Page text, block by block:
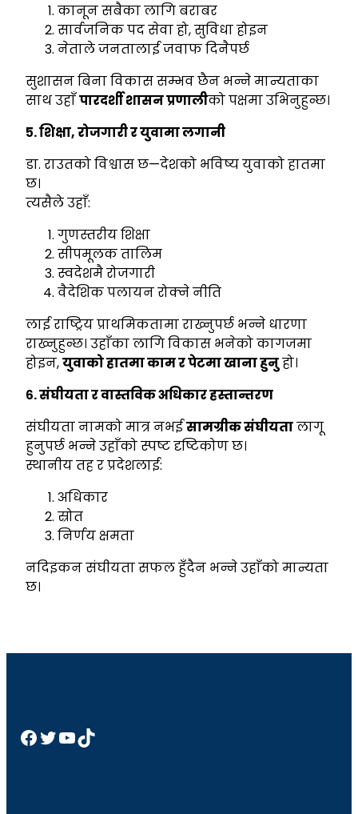
कानून सबैका लागि बराबर
सार्वजनिक पद सेवा हो, सुविधा होइन
नेताले जनतालाई जवाफ दिनैपर्छ
सुशासन बिना विकास सम्भव छैन भन्ने मान्यताका
साथ उहाँपारदर्शी शासन प्रणालीको पक्षमा उभिनुहुन्छ।
५. शिक्षा,रोजगारी र युवामा लगानी
डा. राउतको विश्वास छ—देशको भविष्य युवाको हातमा
छ।
त्यसैले उहाँ:
गुणस्तरीय शिक्षा
सीपमूलक तालिम
स्वदेशमै रोजगारी
वैदेशिक पलायन रोक्ने नीति
लाई राष्ट्रिय प्राथमिकतामा राख्नुपर्छ भन्ने धारणा
राख्नुहुन्छ। उहाँका लागि विकास भनेको कागजमा
होइन,युवाको हातमा काम र पेटमा खाना हुनुहो।
६. संघीयता र वास्तविक अधिकार हस्तान्तरण
संघीयता नामको मात्र नभईसामग्रीक संघीयतालागू
हुनुपर्छ भन्ने उहाँको स्पष्ट दृष्टिकोण छ।
स्थानीय तह र प्रदेशलाई:
अधिकार
स्रोत
निर्णय क्षमता
नदिइकन संघीयता सफल हुँदैन भन्ने उहाँको मान्यता
छ।
Facebook Twitter YouTube TikTok